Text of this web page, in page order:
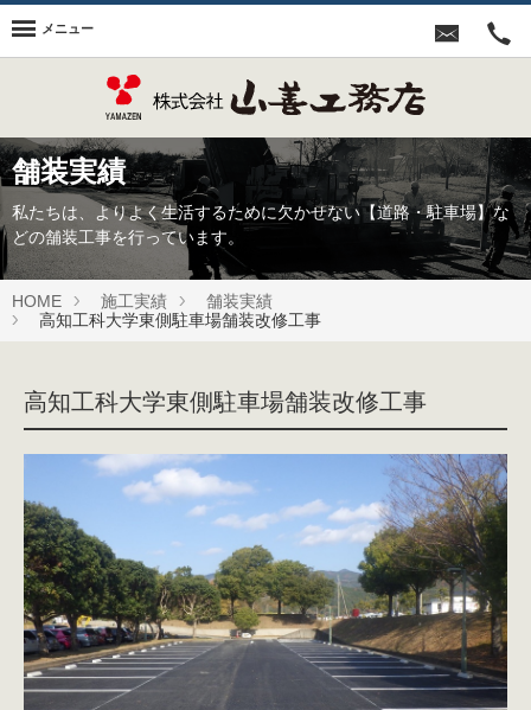
メニュー
舗装実績
私たちは、よりよく生活するために欠かせない【道路・駐車場】な
どの舗装工事を行っています。
HOME 施工実績
舗装実績
高知工科大学東側駐車場舗装改修工事
高知工科大学東側駐車場舗装改修工事